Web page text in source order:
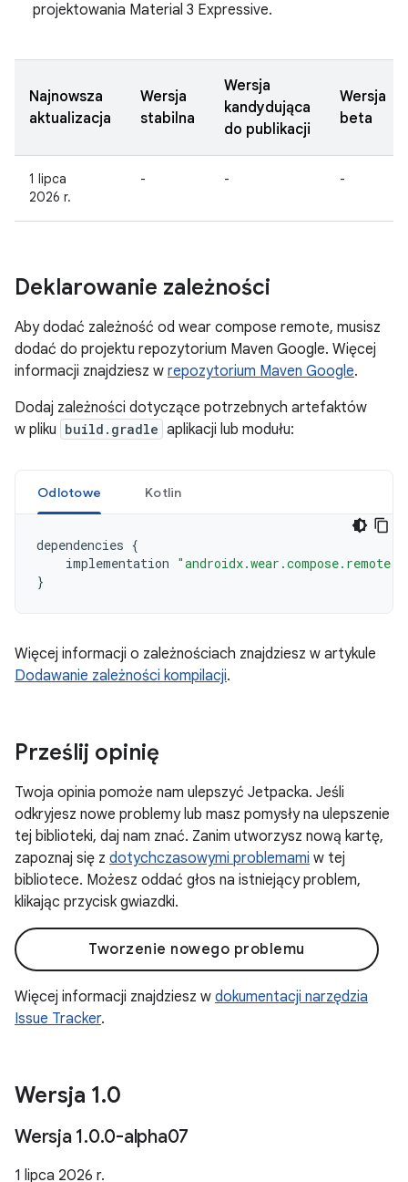
projektowania Material 3 Expressive.
Najnowsza
aktualizacja
Wersja
stabilna
Wersja
kandydująca
do publikacji
Wersja
beta
1 lipca
2026 r.
- - -
Deklarowanie zależności
Aby dodać zależność od wear compose remote, musisz
dodać do projektu repozytorium Maven Google. Więcej
informacji znajdziesz w repozytorium Maven Google.
Dodaj zależności dotyczące potrzebnych artefaktów
w pliku build.gradle aplikacji lub modułu:
Odlotowe Kotlin
dependencies {
implementation
}
Więcej informacji o zależnościach znajdziesz w artykule
Dodawanie zależności kompilacji.
Prześlij opinię
Twoja opinia pomoże nam ulepszyć Jetpacka. Jeśli
odkryjesz nowe problemy lub masz pomysły na ulepszenie
tej biblioteki, daj nam znać. Zanim utworzysz nową kartę,
zapoznaj się z dotychczasowymi problemami w tej
bibliotece. Możesz oddać głos na istniejący problem,
klikając przycisk gwiazdki.
Tworzenie nowego problemu
Więcej informacji znajdziesz w dokumentacji narzędzia
Issue Tracker.
Wersja 1.0
Wersja 1.0.0-alpha07
1 lipca 2026 r.